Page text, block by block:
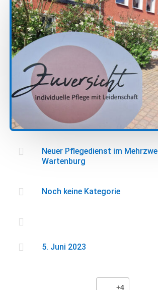

Neuer Pflegedienst im
Wartenburg
 Noch keine Kategorie

 5. Juni 2023
+4